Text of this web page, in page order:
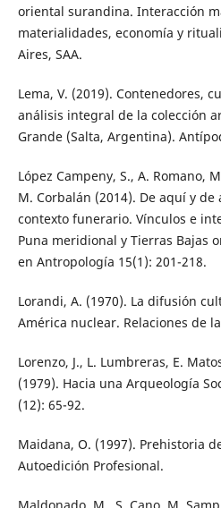
oriental surandina. Interacción
materialidades, economía y
Aires, SAA.
Lema, V. (2019). Contenedores,
análisis integral de la colección
Grande (Salta, Argentina).
López Campeny, S., A. Romano,
M. Corbalán (2014). De aquí y
contexto funerario. Vínculos e
Puna meridional y Tierras Bajas
en Antropología 15(1): 201-218.
Lorandi, A. (1970). La difusión
América nuclear. Relaciones de
Lorenzo, J., L. Lumbreras, E.
(1979). Hacia una Arqueología
(12): 65-92.
Maidana, O. (1997). Prehistoria
Autoedición Profesional.